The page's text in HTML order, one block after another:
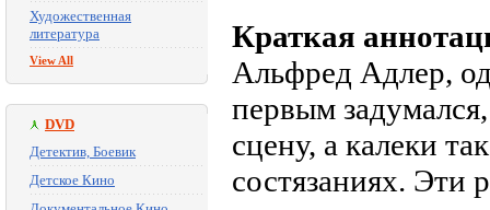
Художественная
литература
View All
DVD
Детектив, Боевик
Детское Кино
Краткая
Альфред Адлер,
первым
сцену, а калеки
состязаниях. Эти